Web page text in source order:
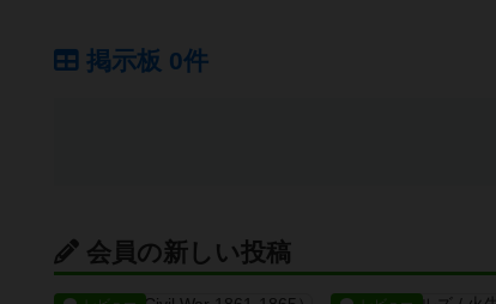
掲示板 0件
会員の新しい投稿